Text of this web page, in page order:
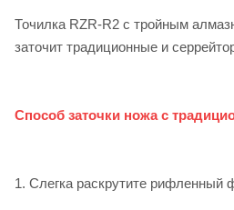
Точилка RZR-R2 с тройным
заточит традиционные и
Способ заточки ножа с
1. Слегка раскрутите рифленный